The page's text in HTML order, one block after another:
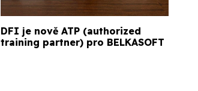
DFI je nově ATP (authorized
training partner) pro BELKASOFT